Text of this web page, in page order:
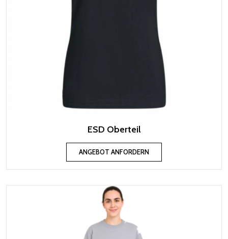
ESD Oberteil
ANGEBOT ANFORDERN